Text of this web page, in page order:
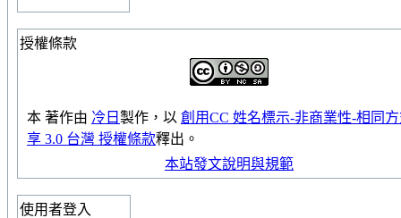
授權條款
本 著作由 冷日 製作，以 創用CC 姓名標示-非商業性-相同
享 3.0 台灣 授權條款釋出。
本站發文說明與規範
使用者登入